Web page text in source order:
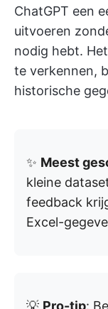
ChatGPT een
uitvoeren
nodig hebt.
te verkennen,
historische
✨ Meest
kleine
feedback
Excel-
💡 Pro-tip: